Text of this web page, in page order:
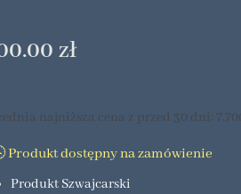
zł
najniższa cena z przed 30 dni:
Produkt dostępny na zamówienie
Produkt Szwajcarski